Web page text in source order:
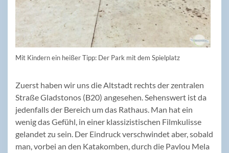
Mit Kindern ein heißer Tipp: Der Park mit dem Spielplatz
Zuerst haben wir uns die Altstadt rechts der zentralen
Straße Gladstonos (B20) angesehen. Sehenswert ist da
jedenfalls der Bereich um das Rathaus. Man hat ein
wenig das Gefühl, in einer klassizistischen Filmkulisse
gelandet zu sein. Der Eindruck verschwindet aber, sobald
man, vorbei an den Katakomben, durch die Pavlou Mela